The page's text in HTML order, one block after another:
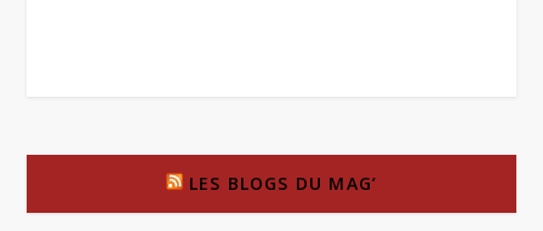
LES BLOGS DU MAG’